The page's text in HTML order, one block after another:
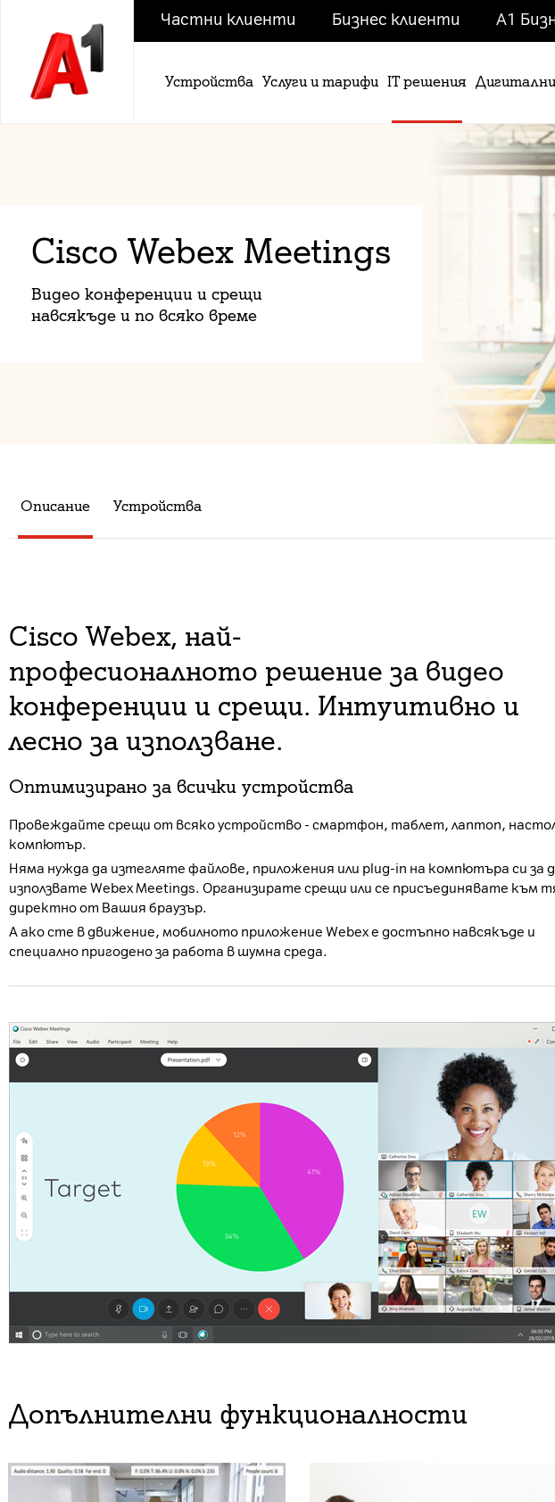
Частни клиенти Бизнес клиенти А1
Устройства Услуги и тарифи IT решения Дигитални
Cisco Webex Meetings
Видео конференции и срещи
навсякъде и по всяко време
Описание Устройства
Cisco Webex, най-
професионалното решение за видео
конференции и срещи. Интуитивно и
лесно за използване.
Оптимизирано за всички устройства
Провеждайте срещи от всяко устройство - смартфон, таблет, лаптоп,
компютър.
Няма нужда да изтегляте файлове, приложения или plug-in на компютъра си за
използвате Webex Meetings. Организирате срещи или се присъединявате към
директно от Вашия браузър.
А ако сте в движение, мобилното приложение Webex е достъпно навсякъде и
специално пригодено за работа в шумна среда.
Допълнителни функционалности